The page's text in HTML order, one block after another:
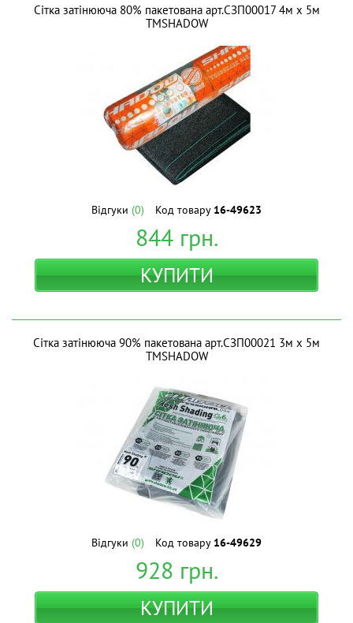
Сітка затінююча 80% пакетована арт.СЗП00017 4м х 5м
ТМSHADOW
Відгуки (0) Код товару 16-49623
844грн.
КУПИТИ
Сітка затінююча 90% пакетована арт.СЗП00021 3м х 5м
ТМSHADOW
Відгуки (0) Код товару 16-49629
928 грн.
КУПИТИ